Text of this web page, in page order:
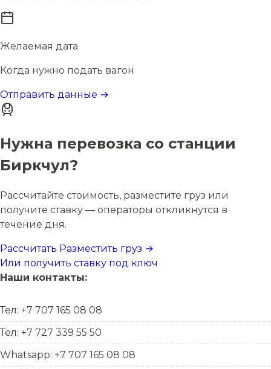
Желаемая дата
Когда нужно подать вагон
Отправить данные →
Нужна перевозка со станции
Биркчул?
Рассчитайте стоимость, разместите груз или
получите ставку — операторы откликнутся в
течение дня.
Рассчитать Разместить груз →
Или получить ставку под ключ
Наши контакты:
Тел: +7 707 165 08 08
Тел: +7 727 339 55 50
Whatsapp: +7 707 165 08 08